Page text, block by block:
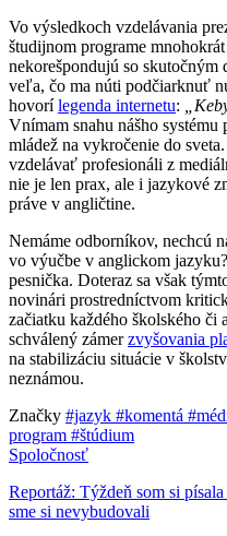
Vo výsledkoch vzdelávania
študijnom programe
nekorešpondujú so skutočným
veľa, čo ma núti podčiarknuť
hovorílegenda internetu:
Vnímam snahu nášho
mládež na vykročenie do
vzdelávať profesionáli z
nie je len prax, ale i jazykové
práve v angličtine.
Nemáme odborníkov, nechcú
vo výučbe v anglickom jazyku?
pesnička. Doteraz sa však
novinári prostredníctvom
začiatku každého školského či
schválený zámerzvyšovania
na stabilizáciu situácie v
neznámou.
Značky #jazyk #komentá
program #štúdium
Spoločnosť
Reportáž: Týždeň som si
sme si nevybudovali